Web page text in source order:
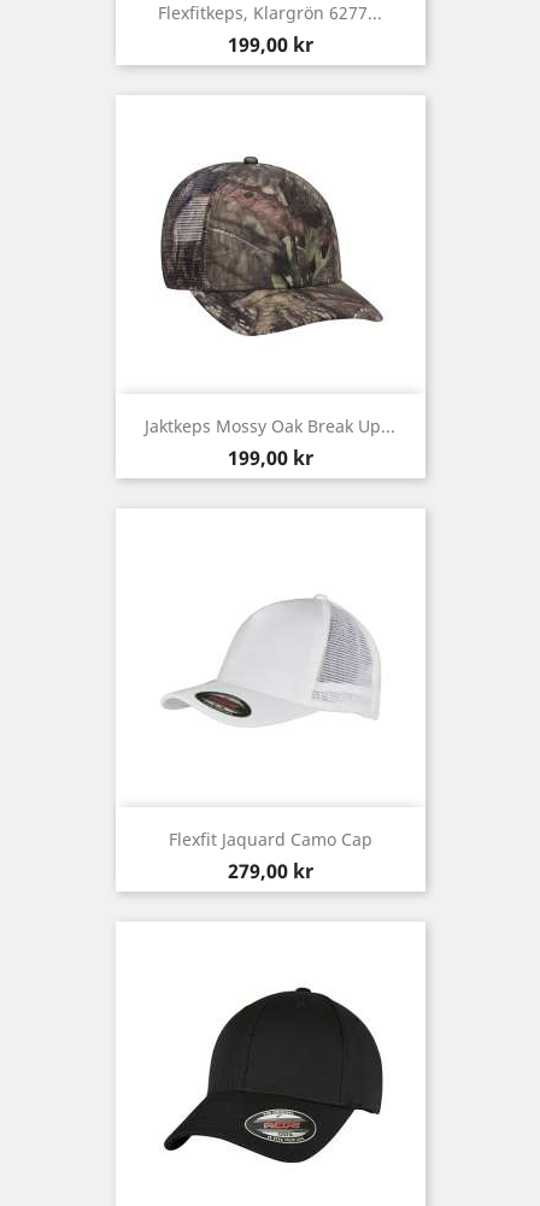
Flexfitkeps, Klargrön 6277...
Pris
199,00 kr
Jaktkeps Mossy Oak Break Up...
Pris
199,00 kr
Flexfit Jaquard Camo Cap
Pris
279,00 kr